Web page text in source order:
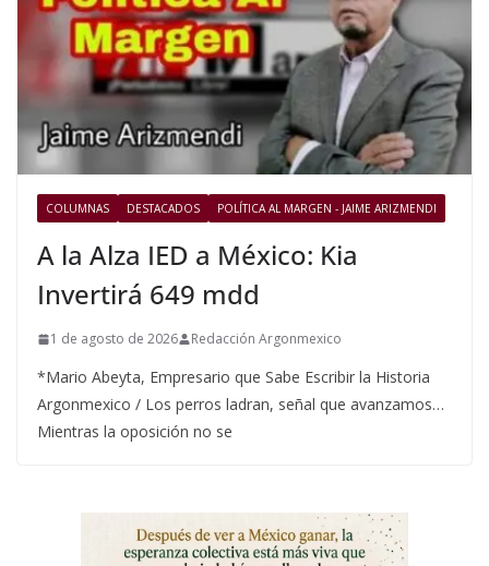
COLUMNAS DESTACADOS POLÍTICA AL MARGEN - JAIME ARIZMENDI
A la Alza IED a México: Kia
Invertirá 649 mdd
1 de agosto de 2026 Redacción Argonmexico
*Mario Abeyta, Empresario que Sabe Escribir la Historia
Argonmexico / Los perros ladran, señal que avanzamos…
Mientras la oposición no se